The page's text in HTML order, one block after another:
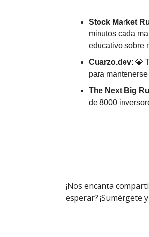
Stock Market
minutos cada
educativo sobre
Cuarzo.dev: 💎
para
The Next Big
de 8000
¡Nos encanta
esperar? ¡Sumérgete